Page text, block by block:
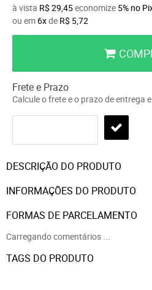
à vista R$ 29,45economize 5% no
ou em 6xde R$ 5,72
Frete e Prazo
Calcule o frete e o prazo de entrega
DESCRIÇÃO DO PRODUTO
INFORMAÇÕES DO PRODUTO
FORMAS DE PARCELAMENTO
Carregando comentários ...
TAGS DO PRODUTO